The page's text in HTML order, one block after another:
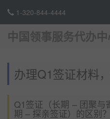
1-320-844-4444
中国领事服务代办
办理Q1签证材料
Q1签证（长期 – 团聚与
期 – 探亲签证）的区别？